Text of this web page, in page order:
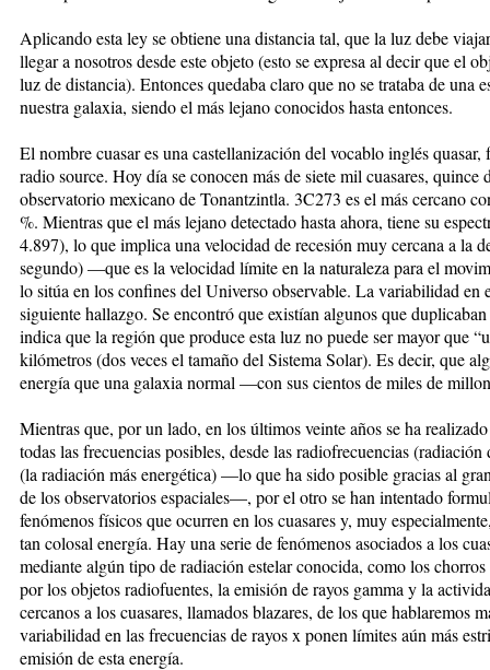
Aplicando esta ley se obtiene una distancia tal, que la luz debe
llegar a nosotros desde este objeto (esto se expresa al decir que el
luz de distancia). Entonces quedaba claro que no se trataba de una
nuestra galaxia, siendo el más lejano conocidos hasta entonces.
El nombre cuasar es una castellanización del vocablo inglés
radio source. Hoy día se conocen más de siete mil cuasares,
observatorio mexicano de Tonantzintla. 3C273 es el más cercano
%. Mientras que el más lejano detectado hasta ahora, tiene su
4.897), lo que implica una velocidad de recesión muy cercana a la
segundo) —que es la velocidad límite en la naturaleza para el
lo sitúa en los confines del Universo observable. La variabilidad en
siguiente hallazgo. Se encontró que existían algunos que
indica que la región que produce esta luz no puede ser mayor que
kilómetros (dos veces el tamaño del Sistema Solar). Es decir, que
energía que una galaxia normal —con sus cientos de miles de
Mientras que, por un lado, en los últimos veinte años se ha
todas las frecuencias posibles, desde las radiofrecuencias
(la radiación más energética) —lo que ha sido posible gracias al
de los observatorios espaciales—, por el otro se han intentado
fenómenos físicos que ocurren en los cuasares y, muy
tan colosal energía. Hay una serie de fenómenos asociados a los
mediante algún tipo de radiación estelar conocida, como los
por los objetos radiofuentes, la emisión de rayos gamma y la
cercanos a los cuasares, llamados blazares, de los que hablaremos
variabilidad en las frecuencias de rayos x ponen límites aún más
emisión de esta energía.